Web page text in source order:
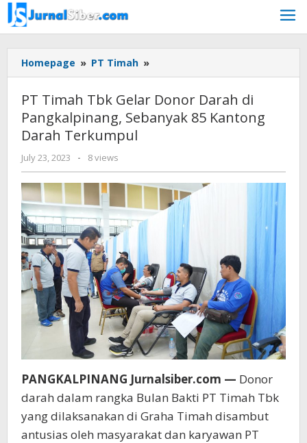
Skip
to
content
Homepage » PT Timah »
Timah
Gelar
Donor
Sebanyak
85
Kantong
Darah
Terkumpul
PT Timah Tbk Gelar Donor Darah di
Pangkalpinang, Sebanyak 85 Kantong
Darah Terkumpul
July 23, 2023
by
Jurnalsiber
- 8 views
PANGKALPINANG Jurnalsiber.com — Donor
darah dalam rangka Bulan Bakti PT Timah Tbk
yang dilaksanakan di Graha Timah disambut
antusias oleh masyarakat dan karyawan PT